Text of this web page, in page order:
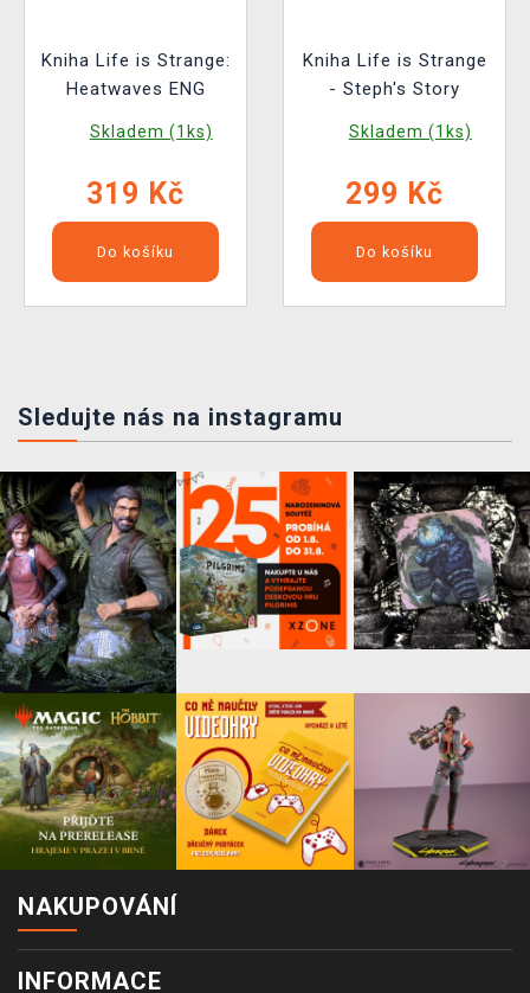
Kniha Life is Strange:
Heatwaves ENG
Skladem (1ks)
319 Kč
Do košíku
Kniha Life is Strange
- Steph's Story
Skladem (1ks)
299 Kč
Do košíku
Sledujte nás na instagramu
NAKUPOVÁNÍ
INFORMACE